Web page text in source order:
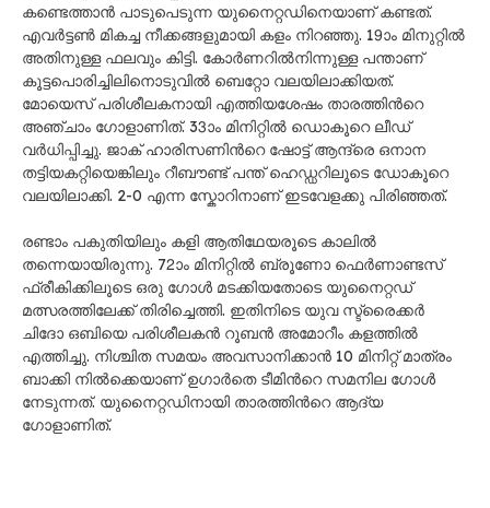
കണ്ടെത്താൻ പാടുപെടുന്ന യുനൈറ്റഡിനെയാണ് കണ്ടത്.
എവർട്ടൺ മികച്ച നീക്കങ്ങളുമായി കളം നിറഞ്ഞു. 19ാം മിനുറ്റിൽ
അതിനുള്ള ഫലവും കിട്ടി. കോർണറിൽനിന്നുള്ള പന്താണ്
കൂട്ടപൊരിച്ചിലിനൊടുവിൽ ബെറ്റോ വലയിലാക്കിയത്.
മോയെസ് പരിശീലകനായി എത്തിയശേഷം താരത്തിന്‍റെ
അഞ്ചാം ഗോളാണിത്. 33ാം മിനിറ്റിൽ ഡൊകൂറെ ലീഡ്
വർധിപ്പിച്ചു. ജാക് ഹാരിസണിന്‍റെ ഷോട്ട് ആന്ദ്രെ ഒനാന
തട്ടിയകറ്റിയെങ്കിലും റീബൗണ്ട് പന്ത് ഹെഡ്ഡറിലൂടെ ഡോകൂറെ
വലയിലാക്കി. 2-0 എന്ന സ്കോറിനാണ് ഇടവേളക്കു പിരിഞ്ഞത്.
രണ്ടാം പകുതിയിലും കളി ആതിഥേയരൂടെ കാലിൽ
തന്നെയായിരുന്നു. 72ാം മിനിറ്റിൽ ബ്രൂണോ ഫെർണാണ്ടസ്
ഫ്രീകിക്കിലൂടെ ഒരു ഗോൾ മടക്കിയതോടെ യുനൈറ്റഡ്
മത്സരത്തിലേക്ക് തിരിച്ചെത്തി. ഇതിനിടെ യുവ സ്ട്രൈക്കർ
ചിദോ ഒബിയെ പരിശീലകൻ റൂബൻ അമോറീം കളത്തിൽ
എത്തിച്ചു. നിശ്ചിത സമയം അവസാനിക്കാൻ 10 മിനിറ്റ് മാത്രം
ബാക്കി നിൽക്കെയാണ് ഉഗാർതെ ടീമിന്‍റെ സമനില ഗോൾ
നേടുന്നത്. യുനൈറ്റഡിനായി താരത്തിന്‍റെ ആദ്യ
ഗോളാണിത്.